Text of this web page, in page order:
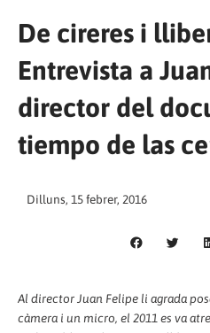
De cireres i
Entrevista a
director del
tiempo de las
Dilluns, 15 febrer, 2016
Al director Juan Felipe li agrada
càmera i un micro, el 2011 es va